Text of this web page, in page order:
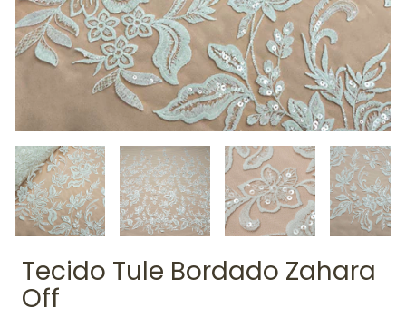
Tecido Tule Bordado Zahara
Off